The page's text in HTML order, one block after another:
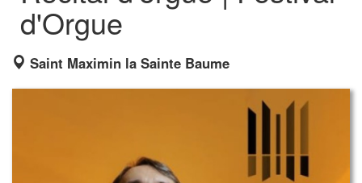
d'Orgue
Saint Maximin la Sainte Baume